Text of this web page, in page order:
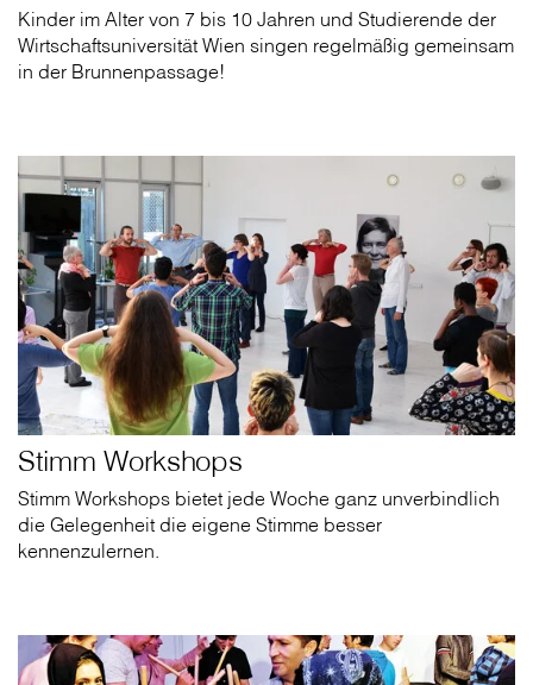
Kinder im Alter von 7 bis 10 Jahren und Studierende der
Wirtschaftsuniversität Wien singen regelmäßig gemeinsam
in der Brunnenpassage!
Stimm Workshops
Stimm Workshops bietet jede Woche ganz unverbindlich
die Gelegenheit die eigene Stimme besser
kennenzulernen.